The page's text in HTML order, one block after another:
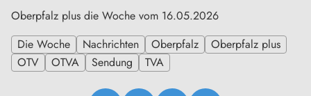
Oberpfalz plus die Woche vom 16.05.2026
Die Woche
Nachrichten Oberpfalz
Oberpfalz plus
OTV
OTVA Sendung TVA